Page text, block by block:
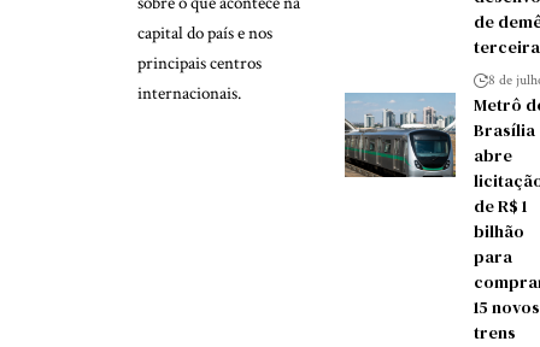
capital do país e nos
principais centros
internacionais.
de
8 de
Metrô
Brasília
abre
de R$ 1
bilhão
para
15 novos
trens